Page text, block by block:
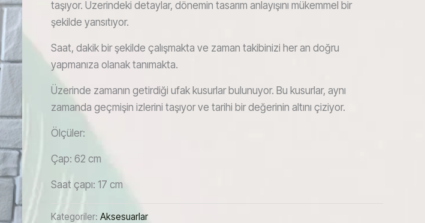
taşıyor. Üzerindeki detaylar, dönemin tasarım anlayışını mükemmel bir
şekilde yansıtıyor.
Saat, dakik bir şekilde çalışmakta ve zaman takibinizi her an doğru
yapmanıza olanak tanımakta.
Üzerinde zamanın getirdiği ufak kusurlar bulunuyor. Bu kusurlar, aynı
zamanda geçmişin izlerini taşıyor ve tarihi bir değerinin altını çiziyor.
Ölçüler:
Çap: 62 cm
Saat çapı: 17 cm
Kategoriler:Aksesuarlar